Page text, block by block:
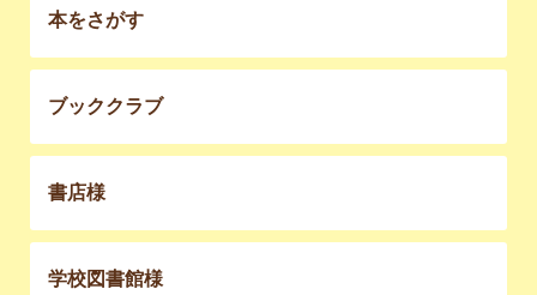
本をさがす
ブッククラブ
書店様
学校図書館様